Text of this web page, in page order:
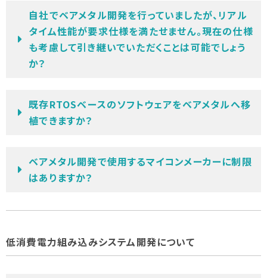
自社でベアメタル開発を行っていましたが、リアル
タイム性能が要求仕様を満たせません。現在の仕様
も考慮して引き継いでいただくことは可能でしょう
か？
既存RTOSベースのソフトウェアをベアメタルへ移
植できますか？
ベアメタル開発で使用するマイコンメーカーに制限
はありますか？
低消費電力組み込みシステム開発について